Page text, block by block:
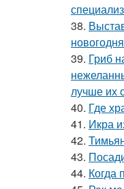
38.
39. Гриб
лучше их
40. Где
41. Икра
42.
43.
44. Когда